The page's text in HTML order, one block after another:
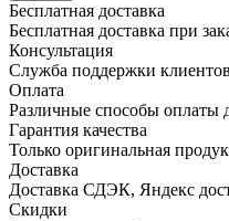
Бесплатная доставка
Бесплатная доставка при
Консультация
Служба поддержки клиентов
Оплата
Различные способы оплаты
Гарантия качества
Только оригинальная
Доставка
Доставка СДЭК, Яндекс
Скидки